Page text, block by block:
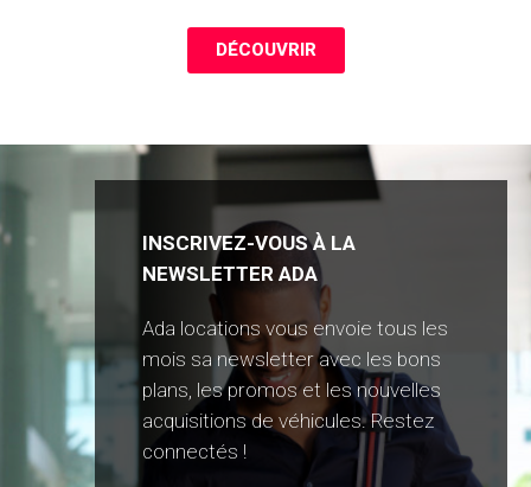
DÉCOUVRIR
INSCRIVEZ-VOUS À LA
NEWSLETTER ADA
Ada locations vous envoie tous les
mois sa newsletter avec les bons
plans, les promos et les nouvelles
acquisitions de véhicules. Restez
connectés !